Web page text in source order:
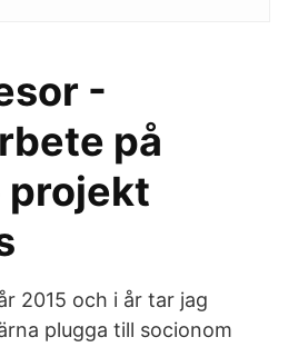
-
på
projekt
2015 och i år tar jag
plugga till socionom